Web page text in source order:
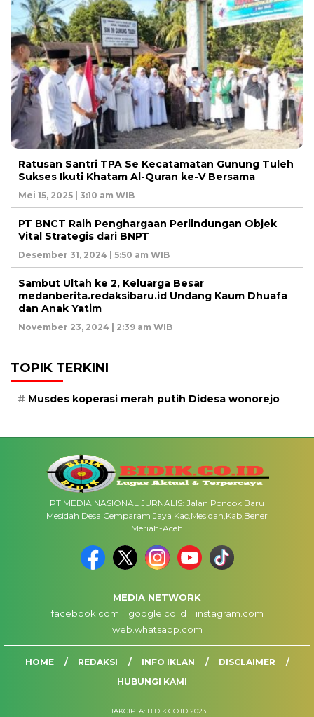
Ratusan Santri TPA Se Kecatamatan Gunung Tuleh
Sukses Ikuti Khatam Al-Quran ke-V Bersama
Mei 15, 2025 | 3:10 am WIB
PT BNCT Raih Penghargaan Perlindungan Objek
Vital Strategis dari BNPT
Desember 31, 2024 | 5:50 am WIB
Sambut Ultah ke 2, Keluarga Besar
medanberita.redaksibaru.id Undang Kaum Dhuafa
dan Anak Yatim
November 23, 2024 | 2:39 am WIB
TOPIK TERKINI
Musdes koperasi merah putih Didesa wonorejo
PT MEDIA NASIONAL JURNALIS: Jalan Pondok Baru
Mesidah Desa Cemparam Jaya Kac,Mesidah,Kab,Bener
Meriah-Aceh
MEDIA NETWORK
facebook.com
google.co.id
instagram.com
web.whatsapp.com
HOME REDAKSI INFO IKLAN
DISCLAIMER
HUBUNGI KAMI
HAKCIPTA: BIDIK.CO.ID 2023